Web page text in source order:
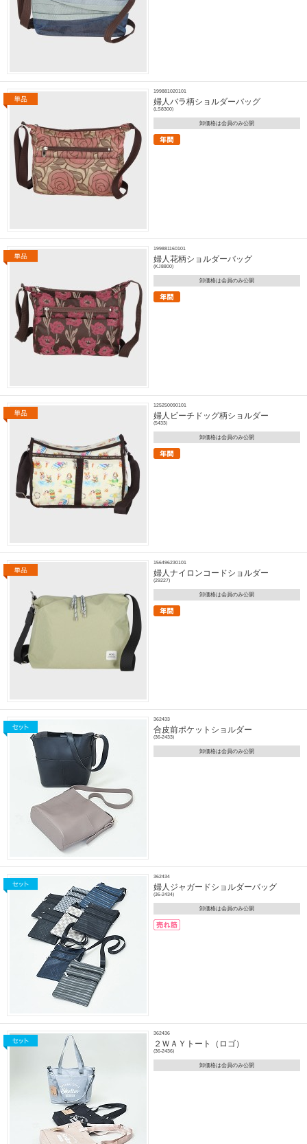
199881020101
婦人バラ柄ショルダーバッグ
(LS8300)
卸価格は会員のみ公開
199881160101
婦人花柄ショルダーバッグ
(KJ8800)
卸価格は会員のみ公開
125250090101
婦人ビーチドッグ柄ショルダー
(5433)
卸価格は会員のみ公開
156496230101
婦人ナイロンコードショルダー
(29227)
卸価格は会員のみ公開
362433
合皮前ポケットショルダー
(36-2433)
卸価格は会員のみ公開
362434
婦人ジャガードショルダーバッグ
(36-2434)
卸価格は会員のみ公開
362436
２ＷＡＹトート（ロゴ）
(36-2436)
卸価格は会員のみ公開